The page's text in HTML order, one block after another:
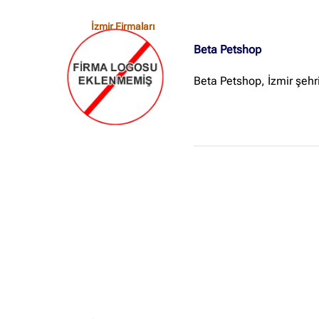
İzmir Firmaları
Beta Petshop
Beta Petshop, İzmir